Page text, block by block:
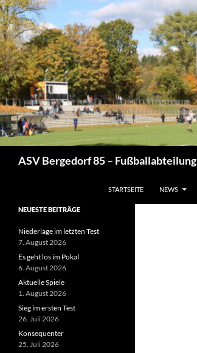
Zum
Inhalt
springen
ASV Bergedorf 85 – Fußballabteilung
STARTSEITE NEWS
NEUESTE BEITRÄGE
Niederlage im letzten Test
7. August 2026
Es geht los im Pokal
6. August 2026
Aktuelle Spiele
1. August 2026
Sieg im ersten Test
26. Juli 2026
Konsequenter
25. Juli 2026